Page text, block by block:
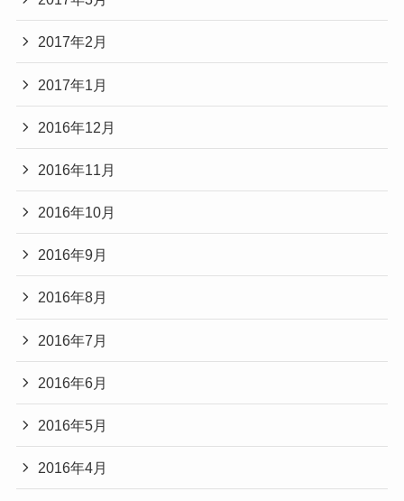
2017年2月
2017年1月
2016年12月
2016年11月
2016年10月
2016年9月
2016年8月
2016年7月
2016年6月
2016年5月
2016年4月